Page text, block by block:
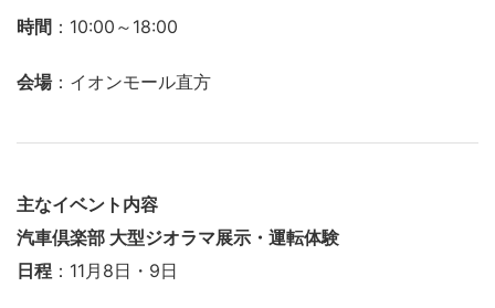
時間 ：10:00～18:00
会場：イオンモール直方
主なイベント内容
汽車倶楽部 大型ジオラマ展示・運転体験
日程 ：11月8日・9日